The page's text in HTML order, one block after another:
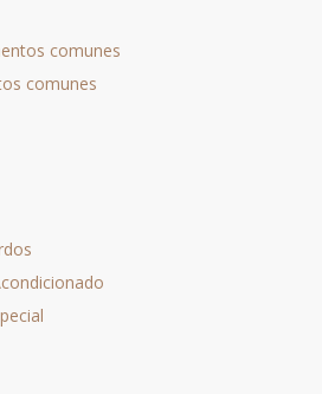
comunes
comunes